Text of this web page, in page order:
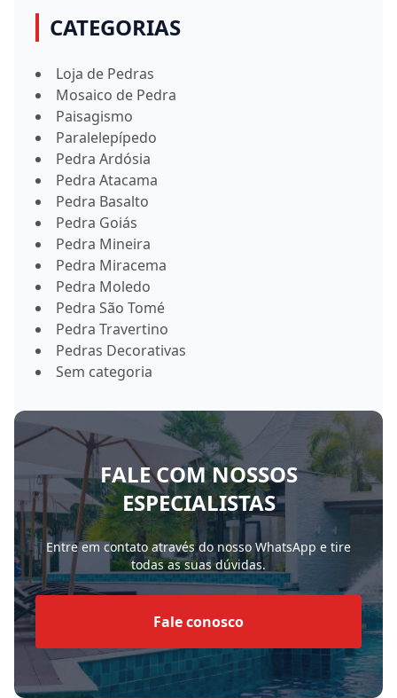
CATEGORIAS
Loja de Pedras
Mosaico de Pedra
Paisagismo
Paralelepípedo
Pedra Ardósia
Pedra Atacama
Pedra Basalto
Pedra Goiás
Pedra Mineira
Pedra Miracema
Pedra Moledo
Pedra São Tomé
Pedra Travertino
Pedras Decorativas
Sem categoria
FALE COM NOSSOS
ESPECIALISTAS
Entre em contato através do nosso WhatsApp e tire
todas as suas dúvidas.
Fale conosco